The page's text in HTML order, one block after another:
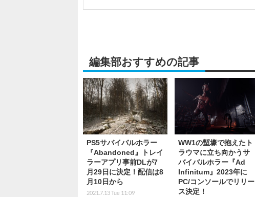
編集部おすすめの記事
PS5サバイバルホラー
『Abandoned』トレイ
ラーアプリ事前DLが7
月29日に決定！配信は8
月10日から
2021.7.13 Tue 11:09
WW1の塹壕で抱えたト
ラウマに立ち向かうサ
バイバルホラー『Ad
Infinitum』2023年に
PC/コンソールでリリー
ス決定！